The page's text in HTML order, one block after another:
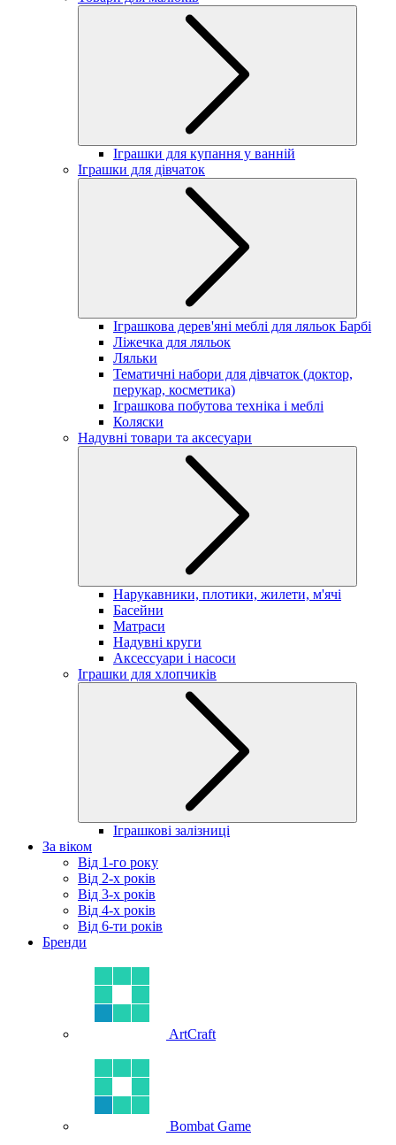
Іграшки для купання у ванній
Іграшки для дівчаток
Іграшкова дерев'яні меблі для ляльок Барбі
Ліжечка для ляльок
Ляльки
Тематичні набори для дівчаток (доктор,
перукар, косметика)
Іграшкова побутова техніка і меблі
Коляски
Надувні товари та аксесуари
Нарукавники, плотики, жилети, м'ячі
Басейни
Матраси
Надувні круги
Аксессуари і насоси
Іграшки для хлопчиків
Іграшкові залізниці
За віком
Від 1-го року
Від 2-х років
Від 3-х років
Від 4-х років
Від 6-ти років
Бренди
ArtCraft
Bombat Game